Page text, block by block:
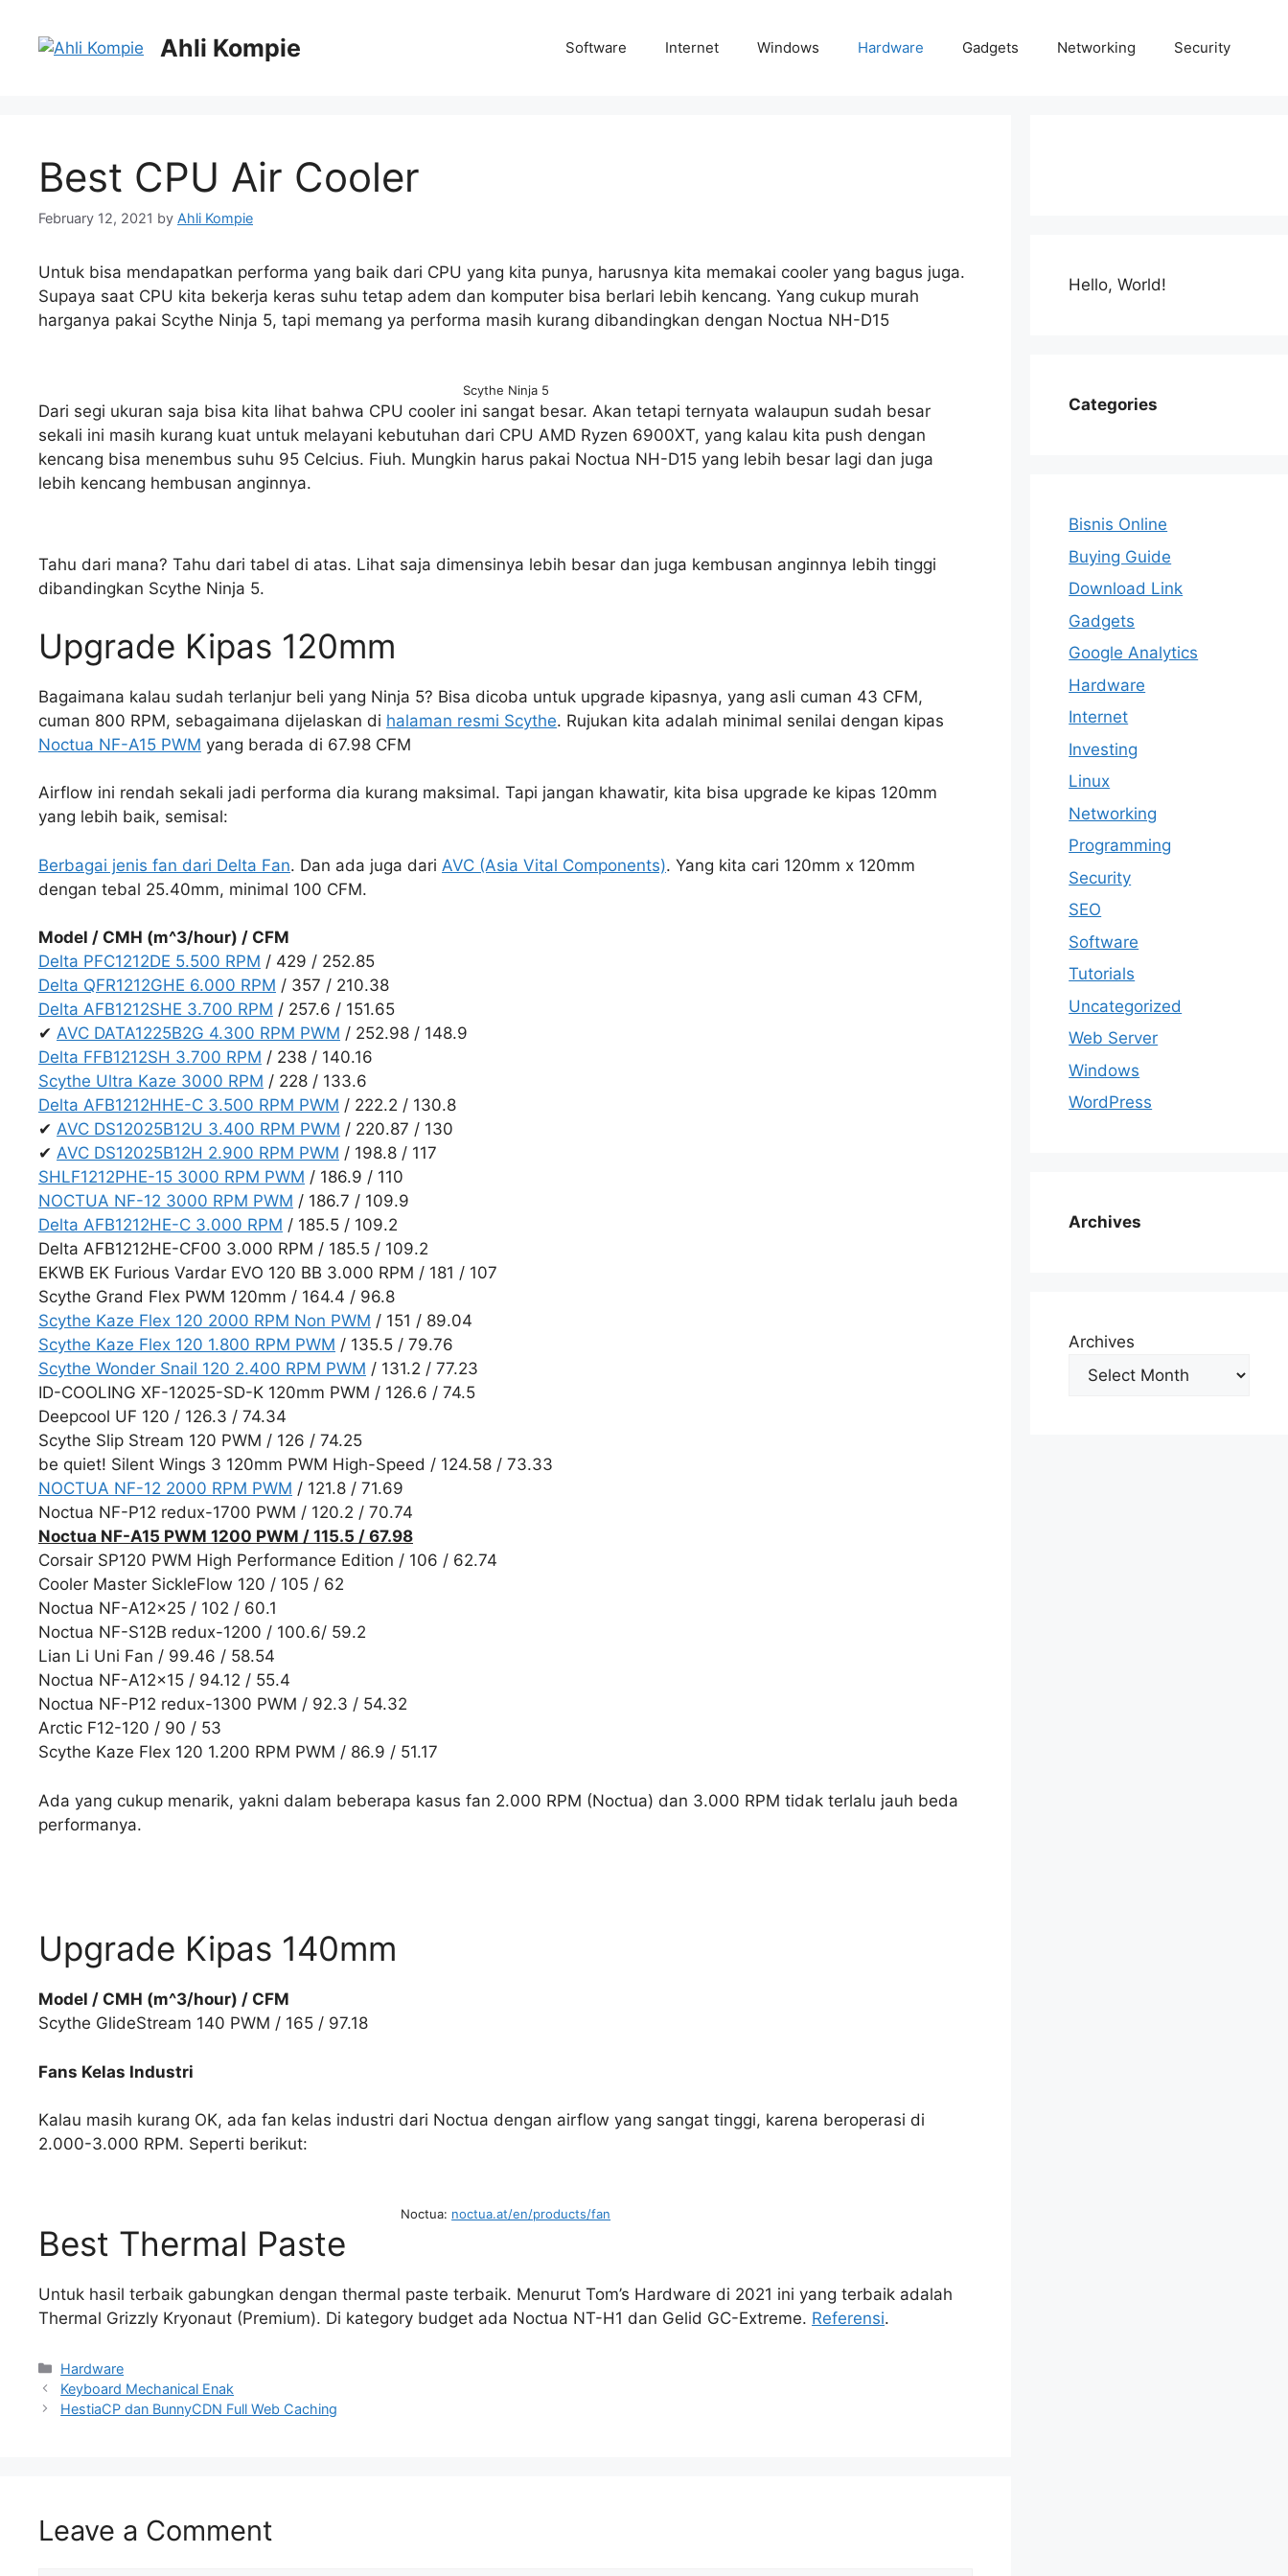
content
Ahli Kompie Software Internet Windows Hardware Gadgets Networking Security
Best CPU Air Cooler
February 12, 2021 by Ahli Kompie
Untuk bisa mendapatkan performa yang baik dari CPU yang kita punya, harusnya kita memakai cooler yang bagus juga.
Supaya saat CPU kita bekerja keras suhu tetap adem dan komputer bisa berlari lebih kencang. Yang cukup murah
harganya pakai Scythe Ninja 5, tapi memang ya performa masih kurang dibandingkan dengan Noctua NH-D15
Scythe Ninja 5
Dari segi ukuran saja bisa kita lihat bahwa CPU cooler ini sangat besar. Akan tetapi ternyata walaupun sudah besar
sekali ini masih kurang kuat untuk melayani kebutuhan dari CPU AMD Ryzen 6900XT, yang kalau kita push dengan
kencang bisa menembus suhu 95 Celcius. Fiuh. Mungkin harus pakai Noctua NH-D15 yang lebih besar lagi dan juga
lebih kencang hembusan anginnya.
Tahu dari mana? Tahu dari tabel di atas. Lihat saja dimensinya lebih besar dan juga kembusan anginnya lebih tinggi
dibandingkan Scythe Ninja 5.
Upgrade Kipas 120mm
Bagaimana kalau sudah terlanjur beli yang Ninja 5? Bisa dicoba untuk upgrade kipasnya, yang asli cuman 43 CFM,
cuman 800 RPM, sebagaimana dijelaskan di halaman resmi Scythe. Rujukan kita adalah minimal senilai dengan kipas
Noctua NF-A15 PWM yang berada di 67.98 CFM
Airflow ini rendah sekali jadi performa dia kurang maksimal. Tapi jangan khawatir, kita bisa upgrade ke kipas 120mm
yang lebih baik, semisal:
Berbagai jenis fan dari Delta Fan. Dan ada juga dari AVC (Asia Vital Components). Yang kita cari 120mm x 120mm
dengan tebal 25.40mm, minimal 100 CFM.
Model / CMH (m^3/hour) / CFM
Delta PFC1212DE 5.500 RPM / 429 / 252.85
Delta QFR1212GHE 6.000 RPM / 357 / 210.38
Delta AFB1212SHE 3.700 RPM / 257.6 / 151.65
✔ AVC DATA1225B2G 4.300 RPM PWM / 252.98 / 148.9
Delta FFB1212SH 3.700 RPM / 238 / 140.16
Scythe Ultra Kaze 3000 RPM / 228 / 133.6
Delta AFB1212HHE-C 3.500 RPM PWM / 222.2 / 130.8
✔ AVC DS12025B12U 3.400 RPM PWM / 220.87 / 130
✔ AVC DS12025B12H 2.900 RPM PWM / 198.8 / 117
SHLF1212PHE-15 3000 RPM PWM / 186.9 / 110
NOCTUA NF-12 3000 RPM PWM / 186.7 / 109.9
Delta AFB1212HE-C 3.000 RPM / 185.5 / 109.2
Delta AFB1212HE-CF00 3.000 RPM / 185.5 / 109.2
EKWB EK Furious Vardar EVO 120 BB 3.000 RPM / 181 / 107
Scythe Grand Flex PWM 120mm / 164.4 / 96.8
Scythe Kaze Flex 120 2000 RPM Non PWM / 151 / 89.04
Scythe Kaze Flex 120 1.800 RPM PWM / 135.5 / 79.76
Scythe Wonder Snail 120 2.400 RPM PWM / 131.2 / 77.23
ID-COOLING XF-12025-SD-K 120mm PWM / 126.6 / 74.5
Deepcool UF 120 / 126.3 / 74.34
Scythe Slip Stream 120 PWM / 126 / 74.25
be quiet! Silent Wings 3 120mm PWM High-Speed / 124.58 / 73.33
NOCTUA NF-12 2000 RPM PWM / 121.8 / 71.69
Noctua NF-P12 redux-1700 PWM / 120.2 / 70.74
Noctua NF-A15 PWM 1200 PWM / 115.5 / 67.98
Corsair SP120 PWM High Performance Edition / 106 / 62.74
Cooler Master SickleFlow 120 / 105 / 62
Noctua NF-A12x25 / 102 / 60.1
Noctua NF-S12B redux-1200 / 100.6/ 59.2
Lian Li Uni Fan / 99.46 / 58.54
Noctua NF-A12x15 / 94.12 / 55.4
Noctua NF-P12 redux-1300 PWM / 92.3 / 54.32
Arctic F12-120 / 90 / 53
Scythe Kaze Flex 120 1.200 RPM PWM / 86.9 / 51.17
Ada yang cukup menarik, yakni dalam beberapa kasus fan 2.000 RPM (Noctua) dan 3.000 RPM tidak terlalu jauh beda
performanya.
Upgrade Kipas 140mm
Model / CMH (m^3/hour) / CFM
Scythe GlideStream 140 PWM / 165 / 97.18
Fans Kelas Industri
Kalau masih kurang OK, ada fan kelas industri dari Noctua dengan airflow yang sangat tinggi, karena beroperasi di
2.000-3.000 RPM. Seperti berikut:
Noctua: noctua.at/en/products/fan
Best Thermal Paste
Untuk hasil terbaik gabungkan dengan thermal paste terbaik. Menurut Tom’s Hardware di 2021 ini yang terbaik adalah
Thermal Grizzly Kryonaut (Premium). Di kategory budget ada Noctua NT-H1 dan Gelid GC-Extreme. Referensi.
Categories
Hardware
Keyboard Mechanical Enak
HestiaCP dan BunnyCDN Full Web Caching
Leave a Comment
Hello, World!
Categories
Bisnis Online
Buying Guide
Download Link
Gadgets
Google Analytics
Hardware
Internet
Investing
Linux
Networking
Programming
Security
SEO
Software
Tutorials
Uncategorized
Web Server
Windows
WordPress
Archives
Archives